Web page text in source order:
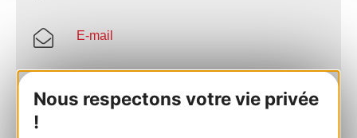
Nous respectons votre vie privée
!
E-mail